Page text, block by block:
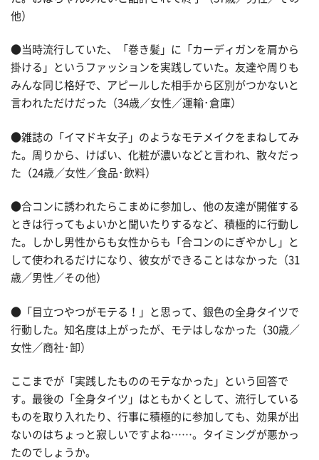
他）
●当時流行していた、「巻き髪」に「カーディガンを肩から
掛ける」というファッションを実践していた。友達や周りも
みんな同じ格好で、アピールした相手から区別がつかないと
言われただけだった（34歳／女性／運輸･倉庫）
●雑誌の「イマドキ女子」のようなモテメイクをまねしてみ
た。周りから、けばい、化粧が濃いなどと言われ、散々だっ
た（24歳／女性／食品･飲料）
●合コンに誘われたらこまめに参加し、他の友達が開催する
ときは行ってもよいかと聞いたりするなど、積極的に行動し
た。しかし男性からも女性からも「合コンのにぎやかし」と
して使われるだけになり、彼女ができることはなかった（31
歳／男性／その他）
●「目立つやつがモテる！」と思って、銀色の全身タイツで
行動した。知名度は上がったが、モテはしなかった（30歳／
女性／商社･卸）
ここまでが「実践したもののモテなかった」という回答で
す。最後の「全身タイツ」はともかくとして、流行している
ものを取り入れたり、行事に積極的に参加しても、効果が出
ないのはちょっと寂しいですよね……。タイミングが悪かっ
たのでしょうか。